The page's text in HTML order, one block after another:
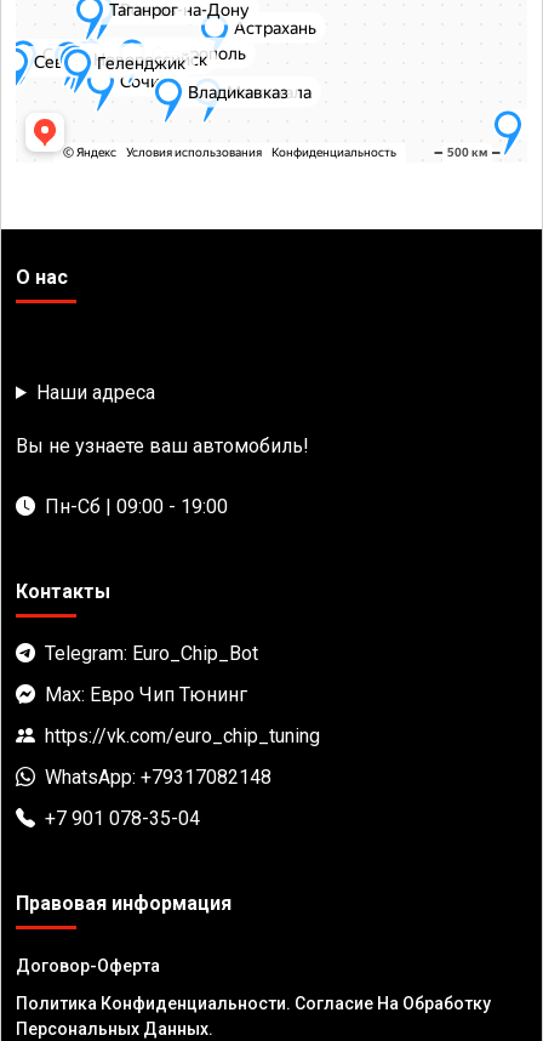
О нас
Наши адреса
Вы не узнаете ваш автомобиль!
Пн-Сб | 09:00 - 19:00
Контакты
Telegram: Euro_Chip_Bot
Max: Евро Чип Тюнинг
https://vk.com/euro_chip_tuning
WhatsApp: +79317082148
+7 901 078-35-04
Правовая информация
Договор-Оферта
Политика Конфиденциальности. Согласие На Обработку
Персональных Данных.